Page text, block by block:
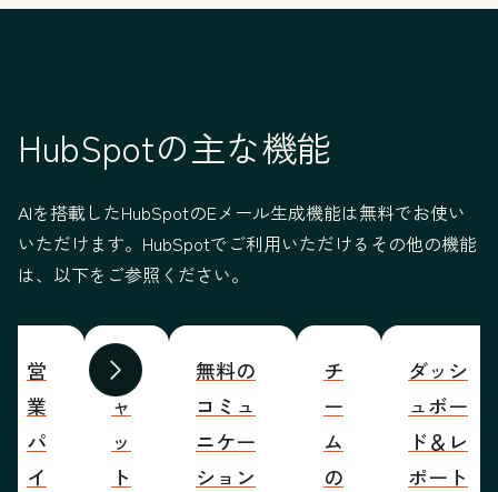
HubSpotの主な機能
AIを搭載したHubSpotのEメール生成機能は無料でお使い
いただけます。HubSpotでご利用いただけるその他の機能
は、以下をご参照ください。
前へ 次へ
営
業
パ
イ
チ
ャ
ッ
ト
無料の
コミュ
ニケー
ション
チ
ー
ム
の
ダッシ
ュボー
ド＆レ
ポート